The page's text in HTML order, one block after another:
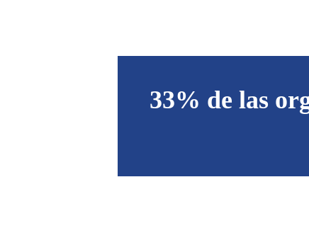
33% de las